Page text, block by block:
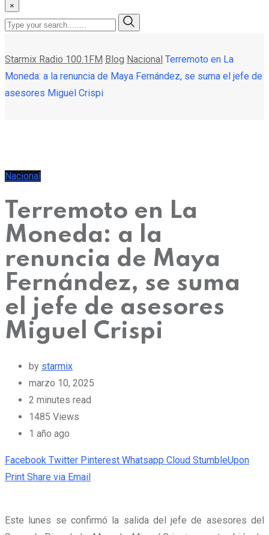
×
Starmix Radio 100.1FM Blog Nacional Terremoto en La
Moneda: a la renuncia de Maya Fernández, se suma el jefe de
asesores Miguel Crispi
Nacional
Terremoto en La
Moneda: a la
renuncia de Maya
Fernández, se suma
el jefe de asesores
Miguel Crispi
by starmix
marzo 10, 2025
2 minutes read
1485 Views
1 año ago
Facebook Twitter Pinterest Whatsapp Cloud StumbleUpon
Print Share via Email
Este lunes se confirmó la salida del jefe de asesores del